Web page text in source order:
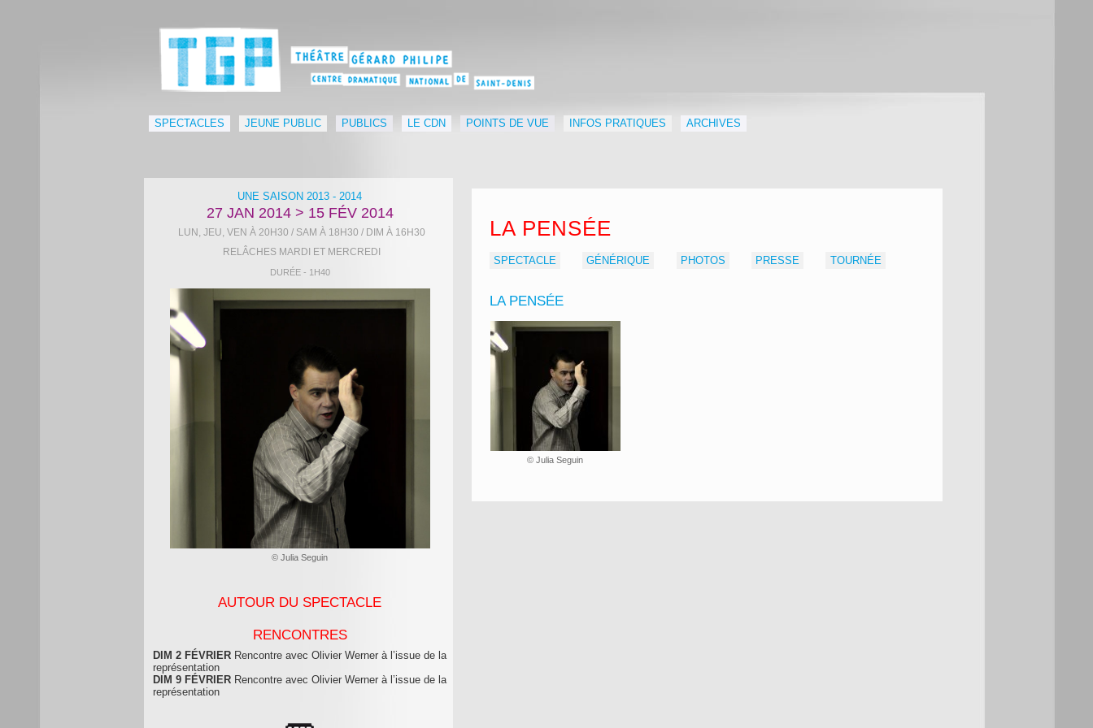
SPECTACLES JEUNE PUBLIC PUBLICS LE CDN POINTS DE VUE INFOS PRATIQUES ARCHIVES
LA PENSÉE
SPECTACLE GÉNÉRIQUE PHOTOS PRESSE TOURNÉE
LA PENSÉE
© Julia Seguin
UNE SAISON 2013 - 2014
27 JAN 2014> 15 FÉV 2014
LUN, JEU, VEN À 20H30 / SAM À 18H30 / DIM À 16H30
RELÂCHES MARDI ET MERCREDI
DURÉE - 1H40
© Julia Seguin
AUTOUR DU SPECTACLE
RENCONTRES
DIM 2 FÉVRIER Rencontre avec Olivier Werner à l’issue de la
représentation
DIM 9 FÉVRIER Rencontre avec Olivier Werner à l’issue de la
représentation